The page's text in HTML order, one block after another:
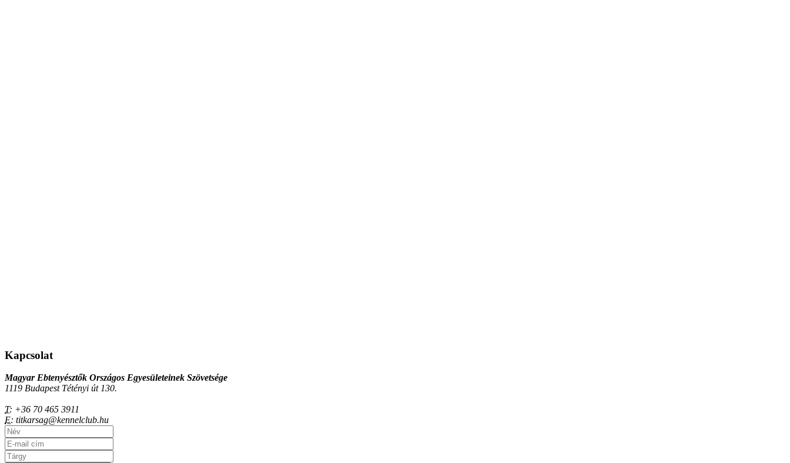
Kapcsolat
Magyar Ebtenyésztők Országos Egyesületeinek Szövetsége
1119 Budapest Tétényi út 130.
T: +36 70 465 3911
E: titkarsag@kennelclub.hu